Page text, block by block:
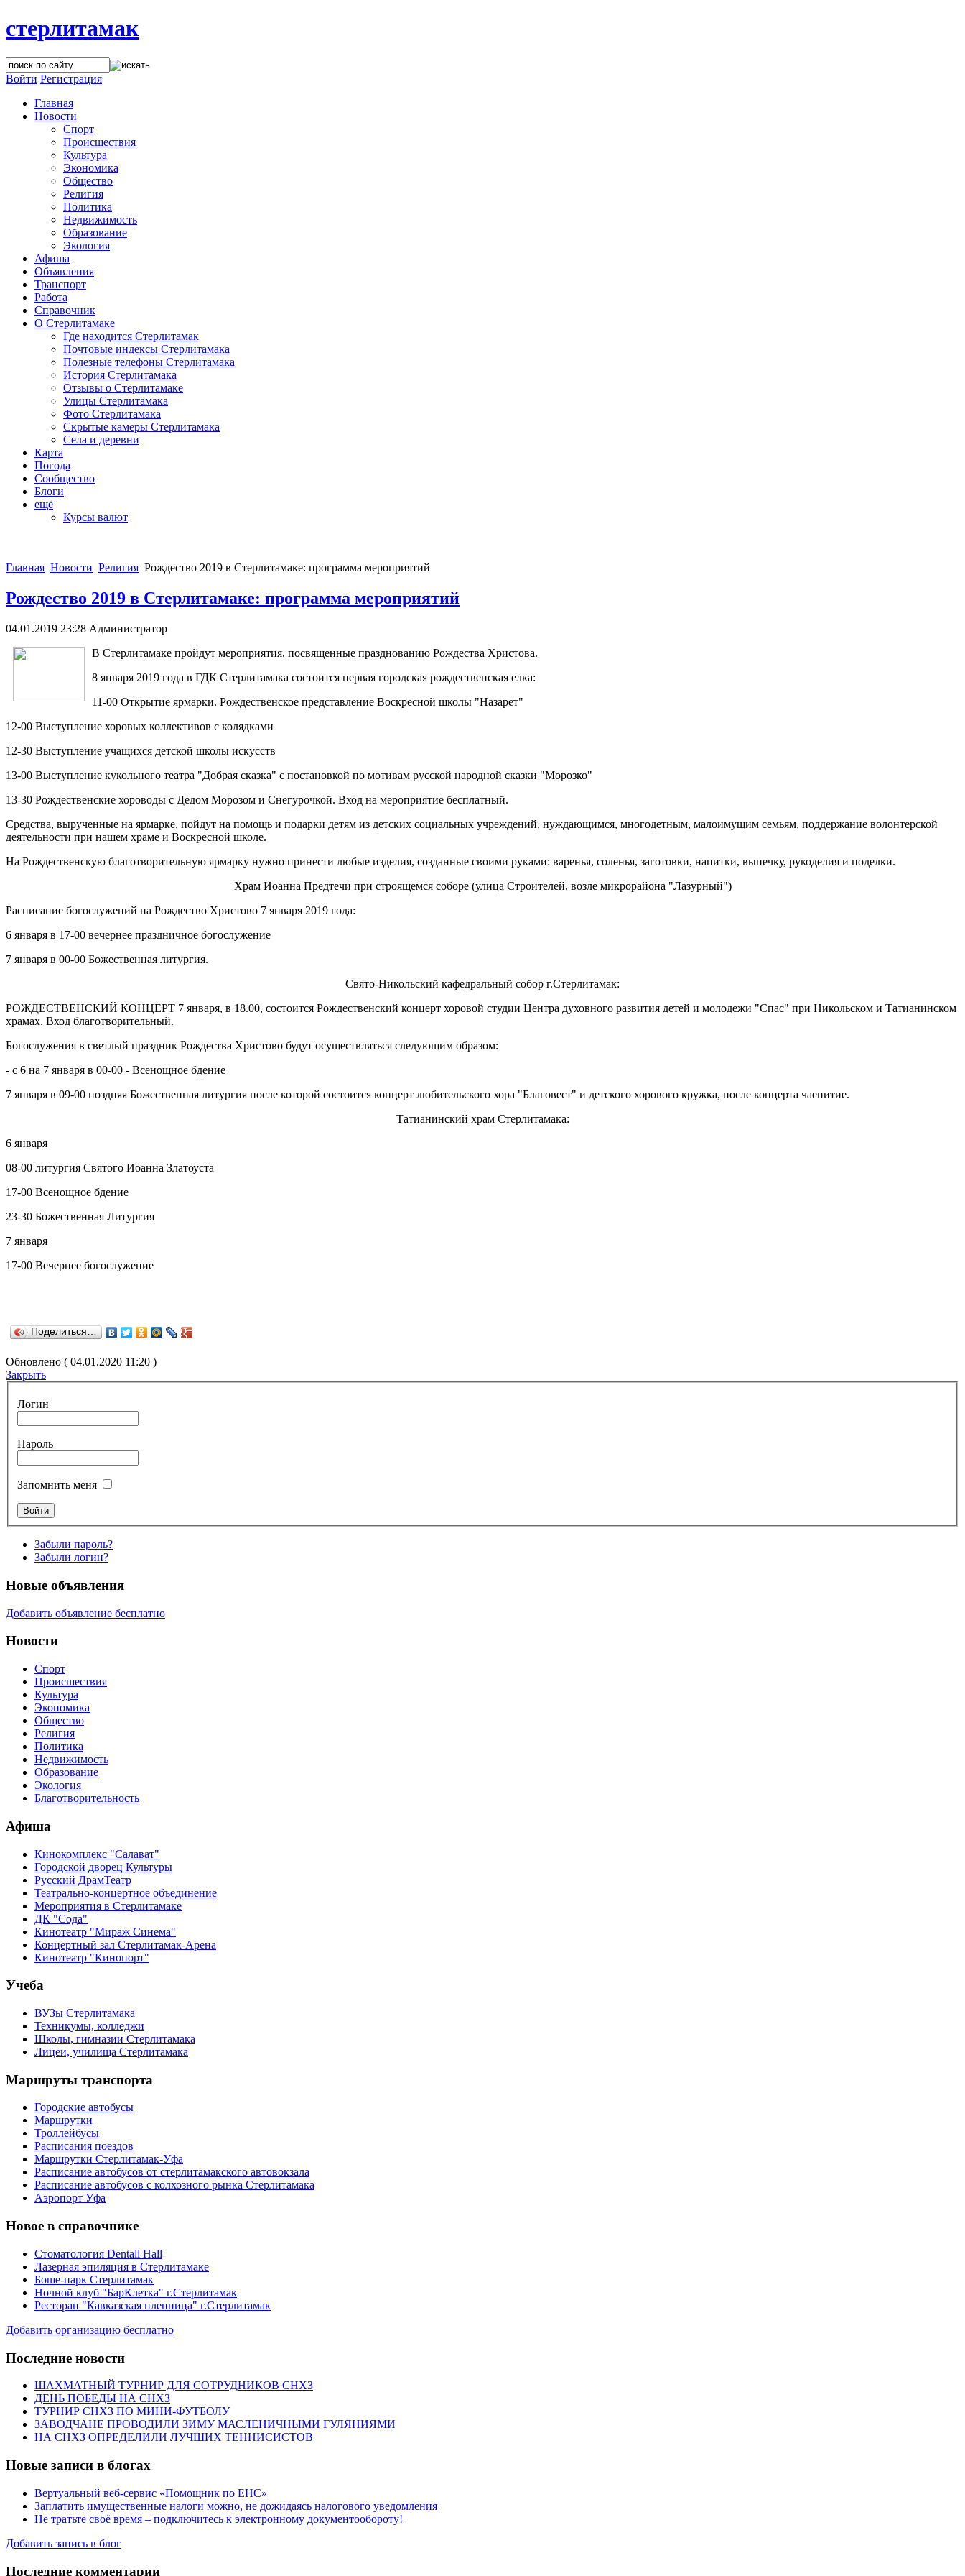
стерлитамак
Войти Регистрация
Главная
Новости
Спорт
Происшествия
Культура
Экономика
Общество
Религия
Политика
Недвижимость
Образование
Экология
Афиша
Объявления
Транспорт
Работа
Справочник
О Стерлитамаке
Где находится Стерлитамак
Почтовые индексы Стерлитамака
Полезные телефоны Стерлитамака
История Стерлитамака
Отзывы о Стерлитамаке
Улицы Стерлитамака
Фото Стерлитамака
Скрытые камеры Стерлитамака
Села и деревни
Карта
Погода
Сообщество
Блоги
ещё
Курсы валют
Главная Новости Религия Рождество 2019 в Стерлитамаке: программа мероприятий
Рождество 2019 в Стерлитамаке: программа мероприятий
04.01.2019 23:28 Администратор
В Стерлитамаке пройдут мероприятия, посвященные празднованию Рождества Христова.
8 января 2019 года в ГДК Стерлитамака состоится первая городская рождественская елка:
11-00 Открытие ярмарки. Рождественское представление Воскресной школы "Назарет"
12-00 Выступление хоровых коллективов с колядками
12-30 Выступление учащихся детской школы искусств
13-00 Выступление кукольного театра "Добрая сказка" с постановкой по мотивам русской народной сказки "Морозко"
13-30 Рождественские хороводы с Дедом Морозом и Снегурочкой. Вход на мероприятие бесплатный.
Средства, вырученные на ярмарке, пойдут на помощь и подарки детям из детских социальных учреждений, нуждающимся, многодетным, малоимущим семьям, поддержание волонтерской
деятельности при нашем храме и Воскресной школе.
На Рождественскую благотворительную ярмарку нужно принести любые изделия, созданные своими руками: варенья, соленья, заготовки, напитки, выпечку, рукоделия и поделки.
Храм Иоанна Предтечи при строящемся соборе (улица Строителей, возле микрорайона "Лазурный")
Расписание богослужений на Рождество Христово 7 января 2019 года:
6 января в 17-00 вечернее праздничное богослужение
7 января в 00-00 Божественная литургия.
Свято-Никольский кафедральный собор г.Стерлитамак:
РОЖДЕСТВЕНСКИЙ КОНЦЕРТ 7 января, в 18.00, состоится Рождественский концерт хоровой студии Центра духовного развития детей и молодежи "Спас" при Никольском и Татианинском
храмах. Вход благотворительный.
Богослужения в светлый праздник Рождества Христово будут осуществляться следующим образом:
- с 6 на 7 января в 00-00 - Всенощное бдение
7 января в 09-00 поздняя Божественная литургия после которой состоится концерт любительского хора "Благовест" и детского хорового кружка, после концерта чаепитие.
Татианинский храм Стерлитамака:
6 января
08-00 литургия Святого Иоанна Златоуста
17-00 Всенощное бдение
23-30 Божественная Литургия
7 января
17-00 Вечернее богослужение
Поделиться…
Обновлено ( 04.01.2020 11:20 )
Закрыть
Логин
Пароль
Запомнить меня
Забыли пароль?
Забыли логин?
Новые объявления
Добавить объявление бесплатно
Новости
Спорт
Происшествия
Культура
Экономика
Общество
Религия
Политика
Недвижимость
Образование
Экология
Благотворительность
Афиша
Кинокомплекс "Салават"
Городской дворец Культуры
Русский ДрамТеатр
Театрально-концертное объединение
Мероприятия в Стерлитамаке
ДК "Сода"
Кинотеатр "Мираж Синема"
Концертный зал Стерлитамак-Арена
Кинотеатр "Кинопорт"
Учеба
ВУЗы Стерлитамака
Техникумы, колледжи
Школы, гимназии Стерлитамака
Лицеи, училища Стерлитамака
Маршруты транспорта
Городские автобусы
Маршрутки
Троллейбусы
Расписания поездов
Маршрутки Стерлитамак-Уфа
Расписание автобусов от стерлитамакского автовокзала
Расписание автобусов с колхозного рынка Стерлитамака
Аэропорт Уфа
Новое в справочнике
Стоматология Dentall Hall
Лазерная эпиляция в Стерлитамаке
Боше-парк Стерлитамак
Ночной клуб "БарКлетка" г.Стерлитамак
Ресторан "Кавказская пленница" г.Стерлитамак
Добавить организацию бесплатно
Последние новости
ШАХМАТНЫЙ ТУРНИР ДЛЯ СОТРУДНИКОВ СНХЗ
ДЕНЬ ПОБЕДЫ НА СНХЗ
ТУРНИР СНХЗ ПО МИНИ-ФУТБОЛУ
ЗАВОДЧАНЕ ПРОВОДИЛИ ЗИМУ МАСЛЕНИЧНЫМИ ГУЛЯНИЯМИ
НА СНХЗ ОПРЕДЕЛИЛИ ЛУЧШИХ ТЕННИСИСТОВ
Новые записи в блогах
Вертуальный веб-сервис «Помощник по ЕНС»
Заплатить имущественные налоги можно, не дожидаясь налогового уведомления
Не тратьте своё время – подключитесь к электронному документообороту!
Добавить запись в блог
Последние комментарии